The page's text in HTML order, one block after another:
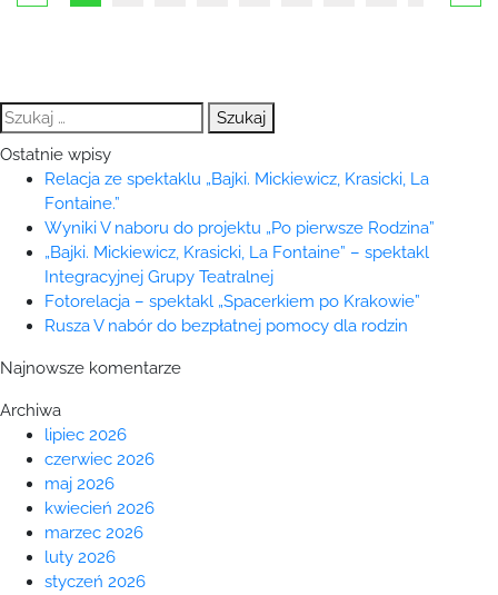
Szukaj:
Ostatnie wpisy
Relacja ze spektaklu „Bajki. Mickiewicz, Krasicki, La
Fontaine.”
Wyniki V naboru do projektu „Po pierwsze Rodzina”
„Bajki. Mickiewicz, Krasicki, La Fontaine” – spektakl
Integracyjnej Grupy Teatralnej
Fotorelacja – spektakl „Spacerkiem po Krakowie”
Rusza V nabór do bezpłatnej pomocy dla rodzin
Najnowsze komentarze
Archiwa
lipiec 2026
czerwiec 2026
maj 2026
kwiecień 2026
marzec 2026
luty 2026
styczeń 2026